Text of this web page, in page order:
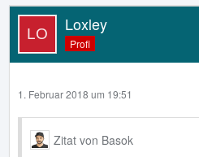
Loxley
Profi
1. Februar 2018 um 19:51
Zitat von Basok